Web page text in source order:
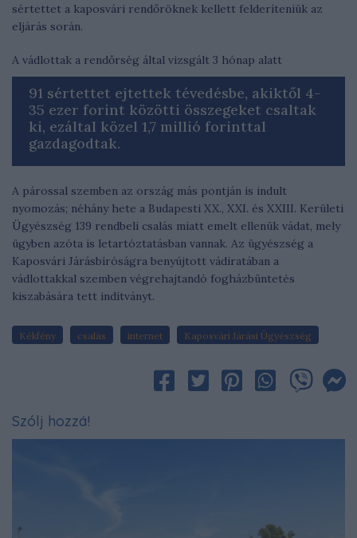
sértettet a kaposvári rendőröknek kellett felderíteniük az
eljárás során.
A vádlottak a rendőrség által vizsgált 3 hónap alatt
91 sértettet ejtettek tévedésbe, akiktől 4-
35 ezer forint közötti összegeket csaltak
ki, ezáltal közel 1,7 millió forinttal
gazdagodtak.
A párossal szemben az ország más pontján is indult
nyomozás; néhány hete a Budapesti XX., XXI. és XXIII. Kerületi
Ügyészség 139 rendbeli csalás miatt emelt ellenük vádat, mely
ügyben azóta is letartóztatásban vannak. Az ügyészség a
Kaposvári Járásbíróságra benyújtott vádiratában a
vádlottakkal szemben végrehajtandó fogházbüntetés
kiszabására tett indítványt.
Kékfény csalás internet Kaposvári Járási Ügyészség
Szólj hozzá!